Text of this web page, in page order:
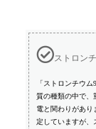
ストロン
「ストロンチウ
質の種類の中で、
電と関わりがあり
定していますが、